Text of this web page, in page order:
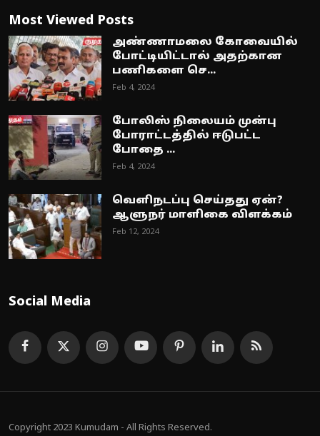
Most Viewed Posts
அண்ணாமலை கோவையில்
போட்டியிட்டால் அதற்கான
பணிகளை செ...
Feb 4, 2024
போலிஸ் நிலையம் முன்பு
போராட்டத்தில் ஈடுபட்ட
போதை ...
Feb 4, 2024
வெளிநடப்பு செய்தது ஏன்?
ஆளுநர் மாளிகை விளக்கம்
Feb 12, 2024
Social Media
Copyright 2023 Kumudam - All Rights Reserved.